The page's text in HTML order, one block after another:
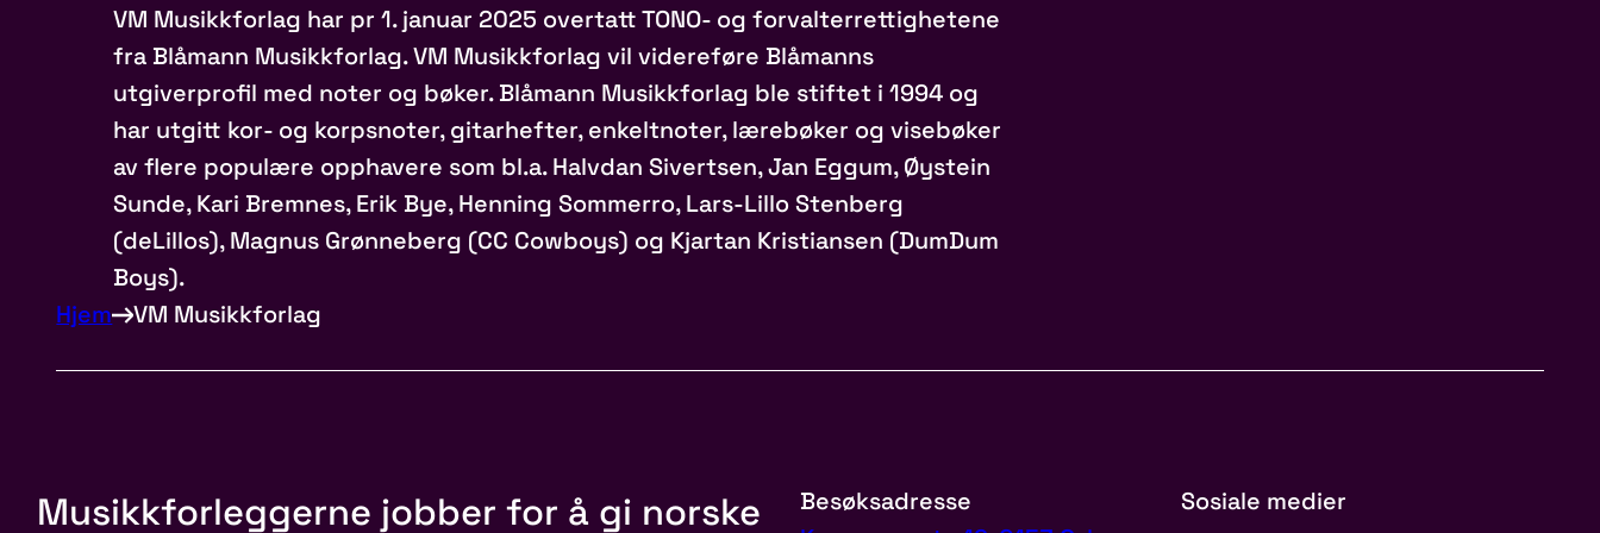
VM Musikkforlag har pr 1. januar 2025 overtatt TONO- og forvalterrettighetene
fra Blåmann Musikkforlag. VM Musikkforlag vil videreføre Blåmanns
utgiverprofil med noter og bøker. Blåmann Musikkforlag ble stiftet i 1994 og
har utgitt kor- og korpsnoter, gitarhefter, enkeltnoter, lærebøker og visebøker
av flere populære opphavere som bl.a. Halvdan Sivertsen, Jan Eggum, Øystein
Sunde, Kari Bremnes, Erik Bye, Henning Sommerro, Lars-Lillo Stenberg
(deLillos), Magnus Grønneberg (CC Cowboys) og Kjartan Kristiansen (DumDum
Boys).
Hjem
VM Musikkforlag
Musikkforleggerne jobber for å gi norske
Besøksadresse
Sosiale medier